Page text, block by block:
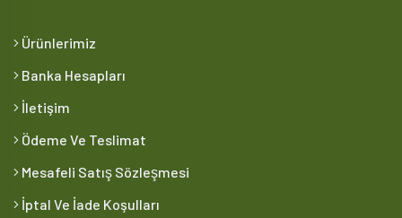
Ürünlerimiz
Banka Hesapları
İletişim
Ödeme Ve Teslimat
Mesafeli Satış Sözleşmesi
İptal Ve İade Koşulları